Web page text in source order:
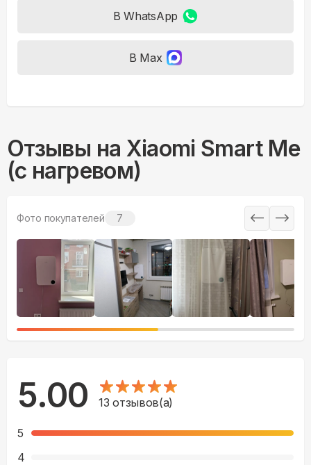
В WhatsApp
В Max
Отзывы на Xiaomi Smart Me
(с нагревом)
Фото покупателей 7
5.00 13 отзывов(а)
5
4